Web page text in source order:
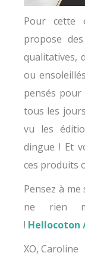
Pour cette
propose
qualitatives,
ou
pensés
tous les
vu les
dingue ! Et
ces produits
Pensez à
ne rien
! Hellocoton
XO, Caroline